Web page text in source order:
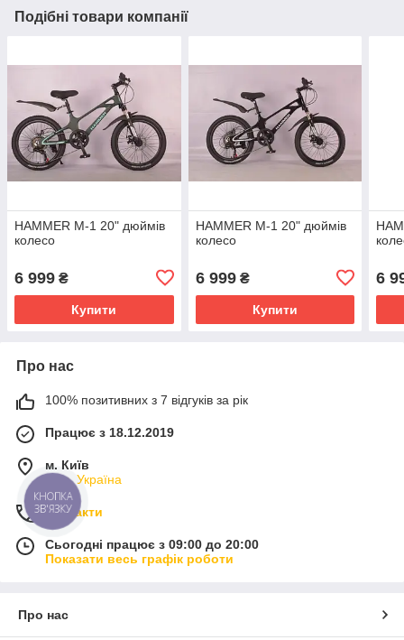
Подібні товари компанії
HAMMER M-1 20" дюймів
колесо
6 999 ₴
Купити
HAMMER M-1 20" дюймів
колесо
6 999₴
Купити
6
Про нас
100% позитивних з 7 відгуків за рік
Працює з 18.12.2019
м. Київ
Київ, Україна
Контакти
Сьогодні працює з 09:00 до 20:00
Показати весь графік роботи
Про нас
КНОПКА
ЗВ'ЯЗКУ